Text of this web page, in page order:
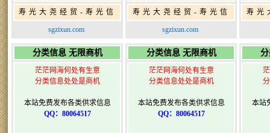
寿光大尧经贸-寿光信
息网-免费信息发布网-
sgzixun.com
寿光大尧经贸-寿光信
息网-免费信息发布网-
sgzixun.com
寿光
分类信息 无限商机
茫茫网海何处有生意
分类信息处处是商机
本站免费发布各类供求信息
QQ：80064517
分类信息 无限商机
茫茫网海何处有生意
分类信息处处是商机
本站免费发布各类供求信息
QQ：80064517
本站